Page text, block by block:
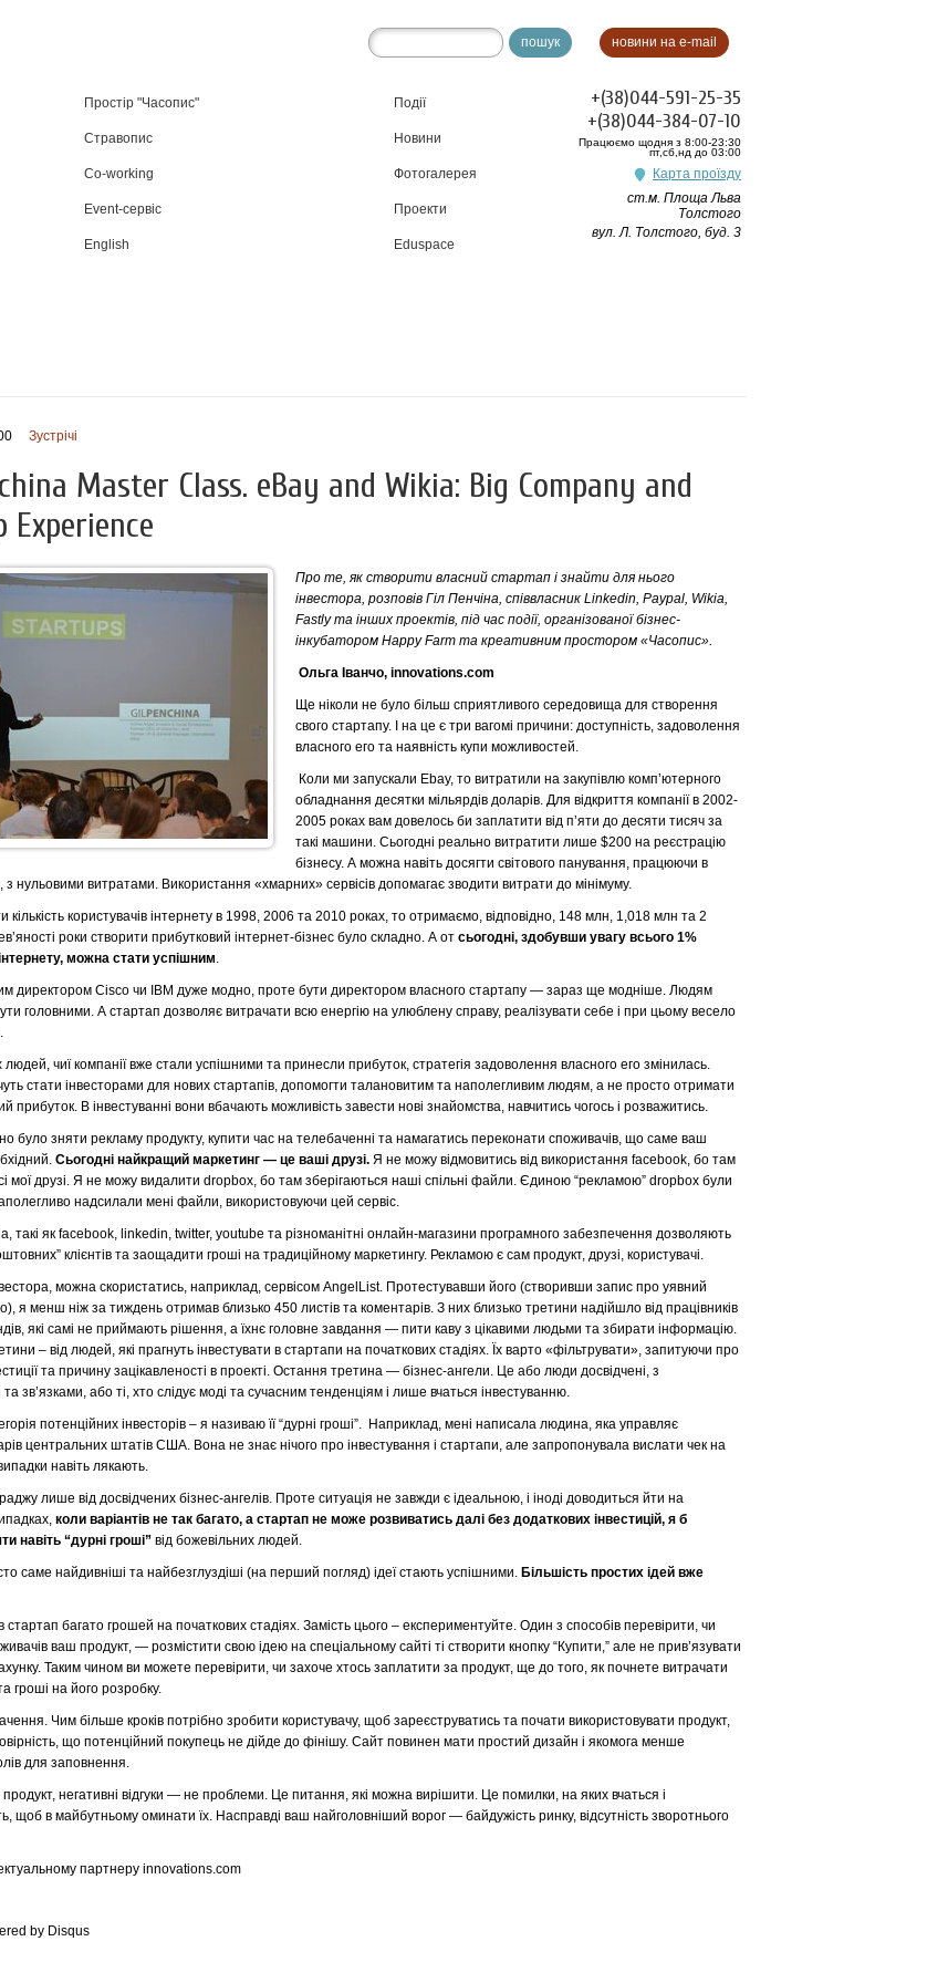
новини на e-mail
пошук
Простір "Часопис" Події
Стравопис Новини
Co-working Фотогалерея
Event-сервіс Проекти
English Eduspace
+(38)044-591-25-35
+(38)044-384-07-10
Працюємо щодня з 8:00-23:30
пт,сб,нд до 03:00
Карта проїзду
ст.м. Площа Льва
Толстого
вул. Л. Толстого, буд. 3
Зустрічі
Master Class. eBay and Wikia: Big Company and
Experience
Про те, як створити власний стартап і знайти для нього
інвестора, розповів Гіл Пенчіна, співвласник Linkedin, Paypal, Wikia,
Fastly та інших проектів, під час події, організованої бізнес-
інкубатором Happy Farm та креативним простором «Часопис».
Ольга Іванчо, innovations.com
Ще ніколи не було більш сприятливого середовища для створення
свого стартапу. І на це є три вагомі причини: доступність, задоволення
власного его та наявність купи можливостей.
Коли ми запускали Ebay, то витратили на закупівлю комп’ютерного
обладнання десятки мільярдів доларів. Для відкриття компанії в 2002-
2005 роках вам довелось би заплатити від п’яти до десяти тисяч за
такі машини. Сьогодні реально витратити лише $200 на реєстрацію
бізнесу. А можна навіть досягти світового панування, працюючи в
з нульовими витратами. Використання «хмарних» сервісів допомагає зводити витрати до мінімуму.
кількість користувачів інтернету в 1998, 2006 та 2010 роках, то отримаємо, відповідно, 148 млн, 1,018 млн та 2
роки створити прибутковий інтернет-бізнес було складно. А от сьогодні, здобувши увагу всього 1%
можна стати успішним.
директором Cisco чи IBM дуже модно, проте бути директором власного стартапу — зараз ще модніше. Людям
головними. А стартап дозволяє витрачати всю енергію на улюблену справу, реалізувати себе і при цьому весело
людей, чиї компанії вже стали успішними та принесли прибуток, стратегія задоволення власного его змінилась.
стати інвесторами для нових стартапів, допомогти талановитим та наполегливим людям, а не просто отримати
прибуток. В інвестуванні вони вбачають можливість завести нові знайомства, навчитись чогось і розважитись.
було зняти рекламу продукту, купити час на телебаченні та намагатись переконати споживачів, що саме ваш
Сьогодні найкращий маркетинг — це ваші друзі. Я не можу відмовитись від використання facebook, бо там
мої друзі. Я не можу видалити dropbox, бо там зберігаються наші спільні файли. Єдиною “рекламою” dropbox були
надсилали мені файли, використовуючи цей сервіс.
такі як facebook, linkedin, twitter, youtube та різноманітні онлайн-магазини програмного забезпечення дозволяють
клієнтів та заощадити гроші на традиційному маркетингу. Рекламою є сам продукт, друзі, користувачі.
можна скористатись, наприклад, сервісом AngelList. Протестувавши його (створивши запис про уявний
я менш ніж за тиждень отримав близько 450 листів та коментарів. З них близько третини надійшло від працівників
які самі не приймають рішення, а їхнє головне завдання — пити каву з цікавими людьми та збирати інформацію.
– від людей, які прагнуть інвестувати в стартапи на початкових стадіях. Їх варто «фільтрувати», запитуючи про
та причину зацікавленості в проекті. Остання третина — бізнес-ангели. Це або люди досвідчені, з
зв’язками, або ті, хто слідує моді та сучасним тенденціям і лише вчаться інвестуванню.
потенційних інвесторів – я називаю її “дурні гроші”. Наприклад, мені написала людина, яка управляє
центральних штатів США. Вона не знає нічого про інвестування і стартапи, але запропонувала вислати чек на
навіть лякають.
лише від досвідчених бізнес-ангелів. Проте ситуація не завжди є ідеальною, і іноді доводиться йти на
коли варіантів не так багато, а стартап не може розвиватись далі без додаткових інвестицій, я б
навіть “дурні гроші” від божевільних людей.
саме найдивніші та найбезглуздіші (на перший погляд) ідеї стають успішними. Більшість простих ідей вже
стартап багато грошей на початкових стадіях. Замість цього – експериментуйте. Один з способів перевірити, чи
ваш продукт, — розмістити свою ідею на спеціальному сайті ті створити кнопку “Купити,” але не прив’язувати
Таким чином ви можете перевірити, чи захоче хтось заплатити за продукт, ще до того, як почнете витрачати
гроші на його розробку.
Чим більше кроків потрібно зробити користувачу, щоб зареєструватись та почати використовувати продукт,
що потенційний покупець не дійде до фінішу. Сайт повинен мати простий дизайн і якомога менше
для заповнення.
негативні відгуки — не проблеми. Це питання, які можна вирішити. Це помилки, на яких вчаться і
щоб в майбутньому оминати їх. Насправді ваш найголовніший ворог — байдужість ринку, відсутність зворотнього
партнеру innovations.com
by Disqus